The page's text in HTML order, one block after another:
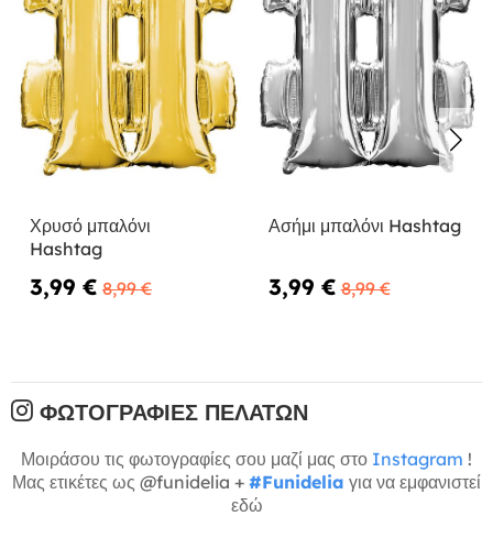
Χρυσό μπαλόνι
Hashtag
3,99 € 8,99 €
Ασήμι μπαλόνι Hashtag
3,99 € 8,99 €
ΦΩΤΟΓΡΑΦΊΕΣ ΠΕΛΑΤΏΝ
Μοιράσου τις φωτογραφίες σου μαζί μας στο Instagram !
Μας ετικέτες ως @funidelia + #Funidelia για να εμφανιστεί
εδώ